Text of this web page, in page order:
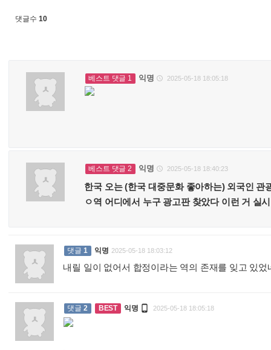
댓글수 10
베스트 댓글 1 익명  2025-05-18 18:05:18
베스트 댓글 2 익명  2025-05-18 18:40:23
한국 오는 (한국 대중문화 좋아하는) 외국인
ㅇ역 어디에서 누구 광고판 찾았다 이런 거 실
댓글 1 익명 2025-05-18 18:03:12
내릴 일이 없어서 합정이라는 역의 존재를 잊고 있
댓글 2 BEST 익명  2025-05-18 18:05:18